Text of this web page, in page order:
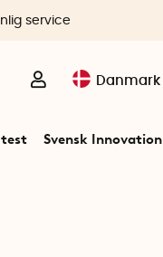
Danmark
test Svensk Innovation
service